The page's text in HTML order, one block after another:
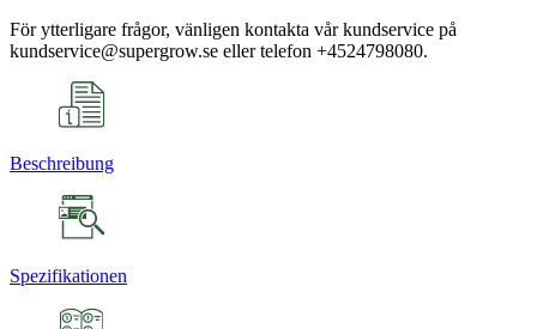
För ytterligare frågor, vänligen kontakta vår kundservice på
kundservice@supergrow.se eller telefon +4524798080.
Beschreibung
Spezifikationen